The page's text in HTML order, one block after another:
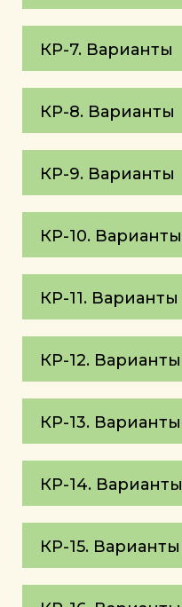
КР-7. Варианты
КР-8. Варианты
КР-9. Варианты
КР-10. Варианты
КР-11. Варианты
КР-12. Варианты
КР-13. Варианты
КР-14. Варианты
КР-15. Варианты